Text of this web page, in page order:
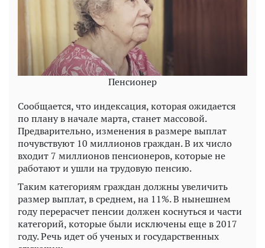
Пенсионер
Сообщается, что индексация, которая ожидается
по плану в начале марта, станет массовой.
Предварительно, изменения в размере выплат
почувствуют 10 миллионов граждан. В их число
входит 7 миллионов пенсионеров, которые не
работают и ушли на трудовую пенсию.
Таким категориям граждан должны увеличить
размер выплат, в среднем, на 11%. В нынешнем
году перерасчет пенсии должен коснуться и части
категорий, которые были исключены еще в 2017
году. Речь идет об ученых и государственных